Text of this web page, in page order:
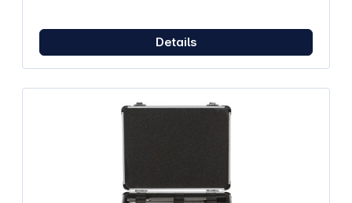
Details